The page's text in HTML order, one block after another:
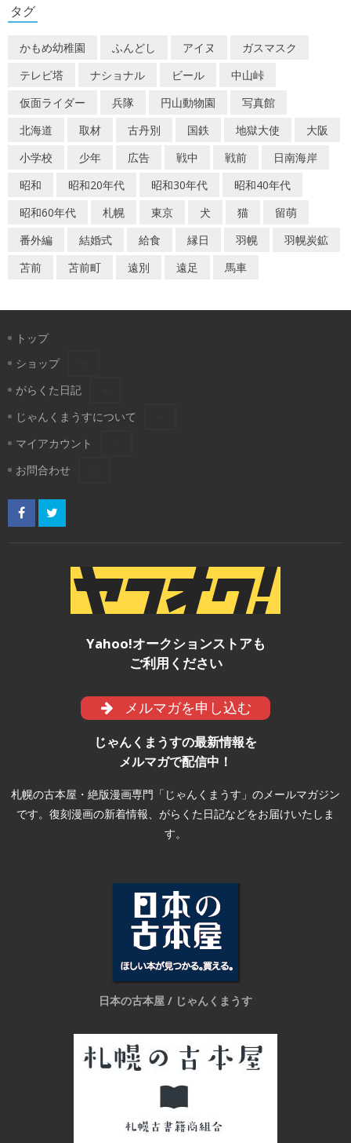
タグ
かもめ幼稚園 ふんどし アイヌ
ガスマスク
テレビ塔
ナショナル ビール
中山峠
仮面ライダー
兵隊 円山動物園
写真館
北海道
取材 古丹別 国鉄 地獄大使
大阪
小学校
少年 広告 戦中 戦前
日南海岸
昭和
昭和20年代 昭和30年代
昭和40年代
昭和60年代
札幌 東京 犬 猫
留萌
番外編
結婚式 給食 縁日 羽幌
羽幌炭鉱
苫前
苫前町 遠別 遠足 馬車
トップ
ショップ
がらくた日記
じゃんくまうすについて
マイアカウント
お問合わせ
Yahoo!オークションストアも
ご利用ください
メルマガを申し込む
じゃんくまうすの最新情報を
メルマガで配信中！
札幌の古本屋・絶版漫画専門「じゃんくまうす」のメールマガジン
です。復刻漫画の新着情報、がらくた日記などをお届けいたしま
す。
日本の古本屋 / じゃんくまうす